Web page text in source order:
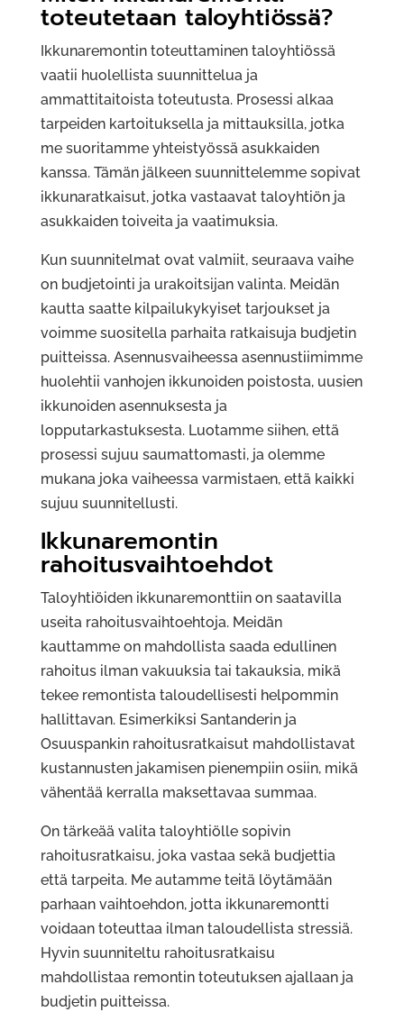
toteutetaan taloyhtiössä?
Ikkunaremontin toteuttaminen taloyhtiössä
vaatii huolellista suunnittelua ja
ammattitaitoista toteutusta. Prosessi alkaa
tarpeiden kartoituksella ja mittauksilla, jotka
me suoritamme yhteistyössä asukkaiden
kanssa. Tämän jälkeen suunnittelemme sopivat
ikkunaratkaisut, jotka vastaavat taloyhtiön ja
asukkaiden toiveita ja vaatimuksia.
Kun suunnitelmat ovat valmiit, seuraava vaihe
on budjetointi ja urakoitsijan valinta. Meidän
kautta saatte kilpailukykyiset tarjoukset ja
voimme suositella parhaita ratkaisuja budjetin
puitteissa. Asennusvaiheessa asennustiimimme
huolehtii vanhojen ikkunoiden poistosta, uusien
ikkunoiden asennuksesta ja
lopputarkastuksesta. Luotamme siihen, että
prosessi sujuu saumattomasti, ja olemme
mukana joka vaiheessa varmistaen, että kaikki
sujuu suunnitellusti.
Ikkunaremontin
rahoitusvaihtoehdot
Taloyhtiöiden ikkunaremonttiin on saatavilla
useita rahoitusvaihtoehtoja. Meidän
kauttamme on mahdollista saada edullinen
rahoitus ilman vakuuksia tai takauksia, mikä
tekee remontista taloudellisesti helpommin
hallittavan. Esimerkiksi Santanderin ja
Osuuspankin rahoitusratkaisut mahdollistavat
kustannusten jakamisen pienempiin osiin, mikä
vähentää kerralla maksettavaa summaa.
On tärkeää valita taloyhtiölle sopivin
rahoitusratkaisu, joka vastaa sekä budjettia
että tarpeita. Me autamme teitä löytämään
parhaan vaihtoehdon, jotta ikkunaremontti
voidaan toteuttaa ilman taloudellista stressiä.
Hyvin suunniteltu rahoitusratkaisu
mahdollistaa remontin toteutuksen ajallaan ja
budjetin puitteissa.